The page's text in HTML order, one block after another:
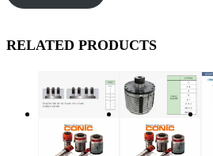
RELATED PRODUCTS